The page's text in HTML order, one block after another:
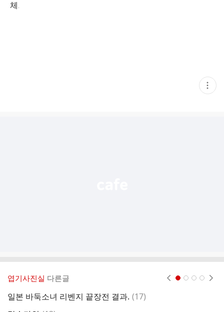
체.
현
재
엽기사진실 다른글
일본 바둑소녀 리벤지 끝장전 결과. 댓
(17)